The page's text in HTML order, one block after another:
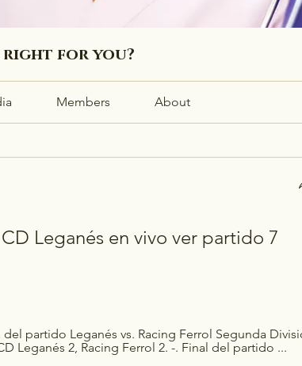
right for you?
Members About
Leganés en vivo ver partido 7
partido Leganés vs. Racing Ferrol Segunda
Leganés 2, Racing Ferrol 2. -. Final del partido ...